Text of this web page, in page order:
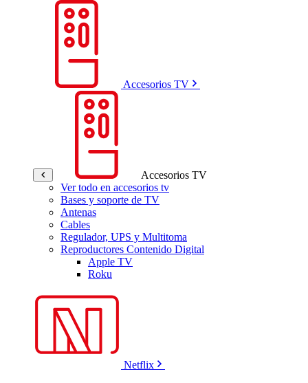
Accesorios TV
Accesorios TV
Ver todo en accesorios tv
Bases y soporte de TV
Antenas
Cables
Regulador, UPS y Multitoma
Reproductores Contenido Digital
Apple TV
Roku
Netflix